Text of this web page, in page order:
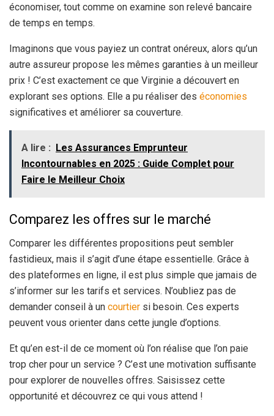
économiser, tout comme on examine son relevé bancaire
de temps en temps.
Imaginons que vous payiez un contrat onéreux, alors qu’un
autre assureur propose les mêmes garanties à un meilleur
prix ! C’est exactement ce que Virginie a découvert en
explorant ses options. Elle a pu réaliser des économies
significatives et améliorer sa couverture.
A lire : Les Assurances Emprunteur
Incontournables en 2025 : Guide Complet pour
Faire le Meilleur Choix
Comparez les offres sur le marché
Comparer les différentes propositions peut sembler
fastidieux, mais il s’agit d’une étape essentielle. Grâce à
des plateformes en ligne, il est plus simple que jamais de
s’informer sur les tarifs et services. N’oubliez pas de
demander conseil à un courtier si besoin. Ces experts
peuvent vous orienter dans cette jungle d’options.
Et qu’en est-il de ce moment où l’on réalise que l’on paie
trop cher pour un service ? C’est une motivation suffisante
pour explorer de nouvelles offres. Saisissez cette
opportunité et découvrez ce qui vous attend !